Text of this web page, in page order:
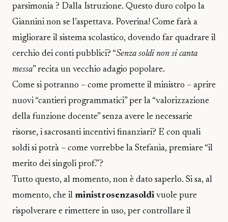
parsimonia ? Dalla Istruzione. Questo duro colpo la
Giannini non se l’aspettava. Poverina! Come farà a
migliorare il sistema scolastico, dovendo far quadrare il
cerchio dei conti pubblici? “Senza soldi non si canta
messa” recita un vecchio adagio popolare.
Come si potranno – come promette il ministro – aprire
nuovi “cantieri programmatici” per la “valorizzazione
della funzione docente” senza avere le necessarie
risorse, i sacrosanti incentivi finanziari? E con quali
soldi si potrà – come vorrebbe la Stefania, premiare “il
merito dei singoli prof.”?
Tutto questo, al momento, non è dato saperlo. Si sa, al
momento, che il ministrosenzasoldi vuole pure
rispolverare e rimettere in uso, per controllare il